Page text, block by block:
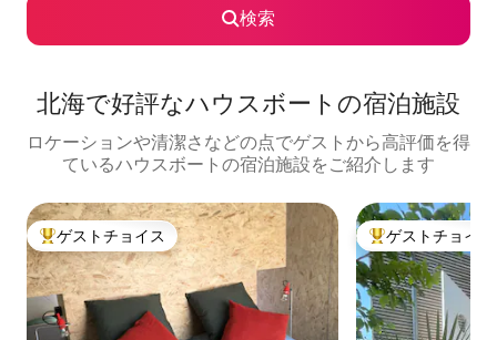
検索
北海で好評なハウスボートの宿泊施設
ロケーションや清潔さなどの点でゲストから高評価を得
ているハウスボートの宿泊施設をご紹介します
大好評のゲストチョイスです。
ゲストチョイス 大好評のゲスト
ゲストチョイス